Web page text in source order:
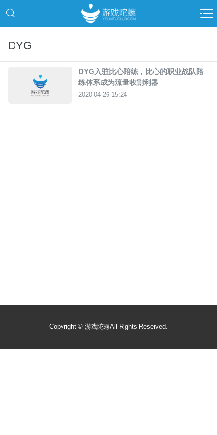
DYG
DYG入驻比心陪练，比心的职业战队陪
练体系成为流量收割利器
2020-04-26 15:24
Copyright © 游戏陀螺All Rights Reserved.